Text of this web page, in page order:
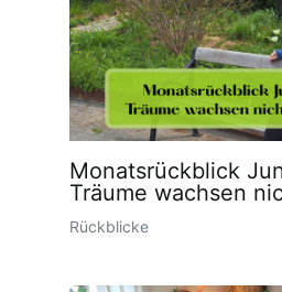
Monatsrückblick
Träume wachsen
Rückblicke